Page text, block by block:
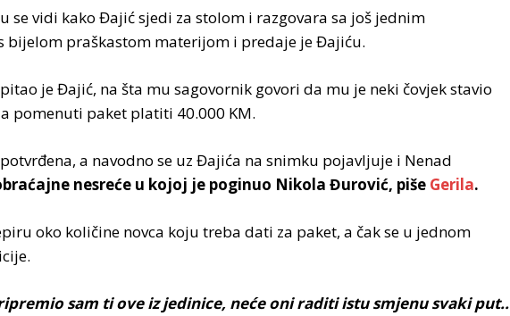
se vidi kako Đajić sjedi za stolom i razgovara sa još jednim
bijelom praškastom materijom i predaje je Đajiću.
je Đajić, na šta mu sagovornik govori da mu je neki čovjek stavio
pomenuti paket platiti 40.000 KM.
a navodno se uz Đajića na snimku pojavljuje i Nenad
nesreće u kojoj je poginuo Nikola Đurović, piše Gerila.
oko količine novca koju treba dati za paket, a čak se u jednom
sam ti ove iz jedinice, neće oni raditi istu smjenu svaki put..